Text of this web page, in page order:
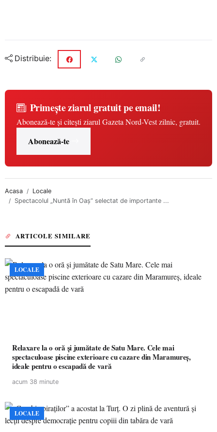
Distribuie:
Primește ziarul gratuit pe email!
Abonează-te și citești ziarul Gazeta Nord-Vest zilnic, gratuit.
Abonează-te
Acasa
Locale
Spectacolul „Nuntă în Oaș” selectat de importante ...
ARTICOLE SIMILARE
LOCALE
Relaxare la o oră și jumătate de Satu Mare. Cele mai
spectaculoase piscine exterioare cu cazare din Maramureș,
ideale pentru o escapadă de vară
acum 38 minute
LOCALE